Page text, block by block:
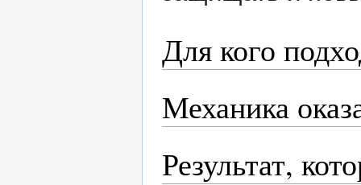
Для кого
Механика
Результат,